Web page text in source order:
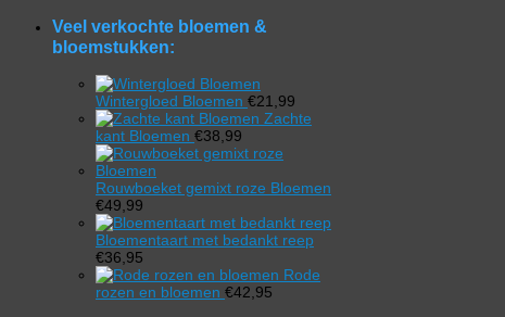
Veel verkochte bloemen &
bloemstukken:
Wintergloed Bloemen €21,99
Zachte
kant Bloemen €38,99
Rouwboeket gemixt roze Bloemen
€49,99
Bloementaart met bedankt reep
€36,95
Rode
rozen en bloemen €42,95